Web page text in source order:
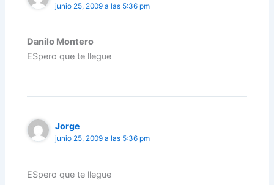
junio 25, 2009 a las 5:36 pm
Danilo Montero
ESpero que te llegue
Jorge
junio 25, 2009 a las 5:36 pm
ESpero que te llegue